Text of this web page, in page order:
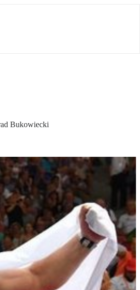
Bukowiecki